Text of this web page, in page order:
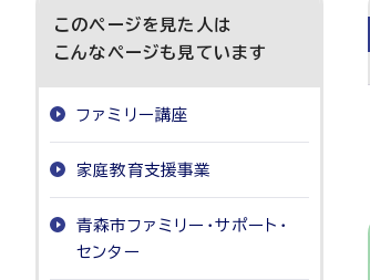
このページを見た人は
こんなページも見ています
ファミリー講座
家庭教育支援事業
青森市ファミリー・サポート・
センター